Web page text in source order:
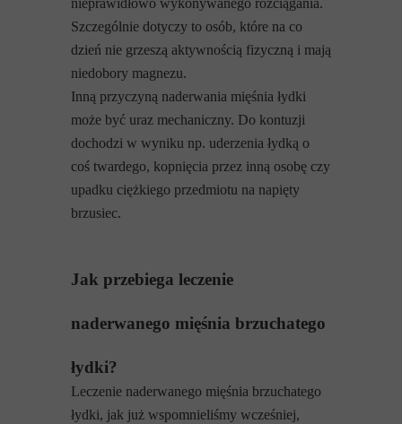
nieprawidłowo wykonywanego rozciągania.
Szczególnie dotyczy to osób, które na co
dzień nie grzeszą aktywnością fizyczną i mają
niedobory magnezu.
Inną przyczyną naderwania mięśnia łydki
może być uraz mechaniczny. Do kontuzji
dochodzi w wyniku np. uderzenia łydką o
coś twardego, kopnięcia przez inną osobę czy
upadku ciężkiego przedmiotu na napięty
brzusiec.
Jak przebiega leczenie
naderwanego mięśnia brzuchatego
łydki?
Leczenie naderwanego mięśnia brzuchatego
łydki, jak już wspomnieliśmy wcześniej,